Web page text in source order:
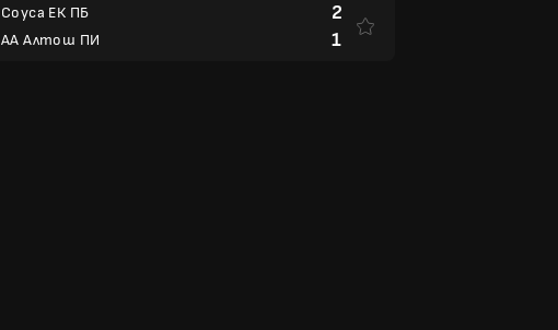
Соуса ЕК ПБ
АА Алтош ПИ
2
1